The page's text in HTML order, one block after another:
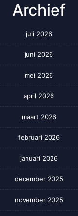
Archief
juli 2026
juni 2026
mei 2026
april 2026
maart 2026
februari 2026
januari 2026
december 2025
november 2025